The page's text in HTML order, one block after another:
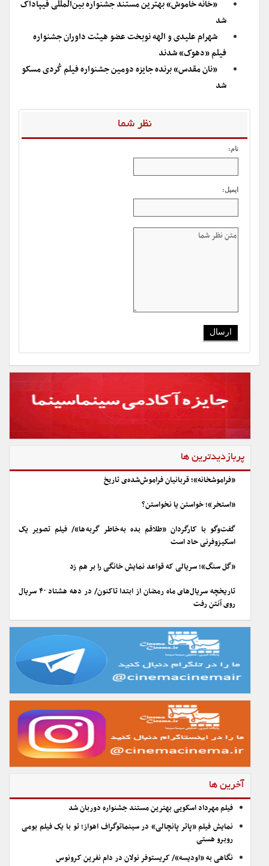
«خانه خاموش» بهترین مستند جشنواره بین‌المللی فیپاداک
شد
شهرام علیدی و الهه نوبخت عضو هیئت داوران جشنواره
فیلم «دهوک» شدند
«نان مقدس» برنده جایزه دومین جشنواره فیلم کُردی مسکو
شد
نظر شما
نام:
ایمیل:
پربازدیدترین ها
«فراموشخانه»؛ قربانیان فراموش‌شده‌ی تاریخ
«استخر»؛ خواستن یا نخواستن؟
گفت‌وگو با کارگردان «طلاقم بده به خاطر گربه ها»/ فیلم تصویر یک
اسکیزوفرنی حاد است
«گل سنگ»؛ سریالی که قواعد نمایش خانگی را بر هم زد
تاریخچه سریال‌های ماه رمضان از ابتدا تاکنون/ در دهه هشتاد ۴۰ سریال
روی آنتن رفت
آخرین ها
فیلم مهرداد اسکویی بهترین مستند جشنواره دوربان شد
نمایش فیلم «پاتر پانچالی» در سینماتوگراف اهواز؛ تو با یک فیلم بومی
روبرو هستی
نگاهی به «اودیسه»/ کریستوفر نولان در دام نفرین کرونوس